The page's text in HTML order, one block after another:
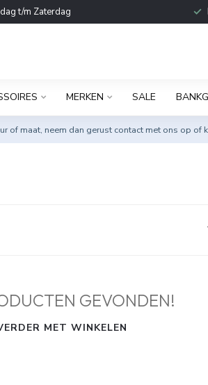
t/m Zaterdag
MERKEN SALE
of maat, neem dan gerust contact met ons op of
GEVONDEN!
MET WINKELEN